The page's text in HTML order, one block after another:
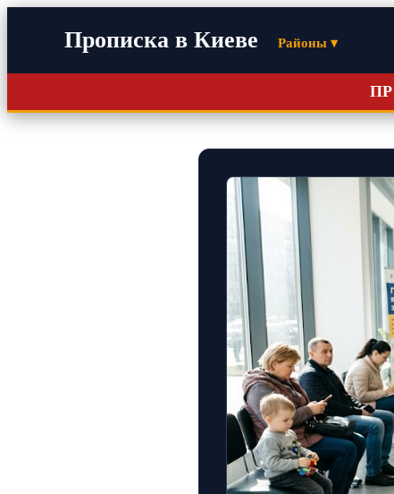
Прописка в Киеве Районы ▾